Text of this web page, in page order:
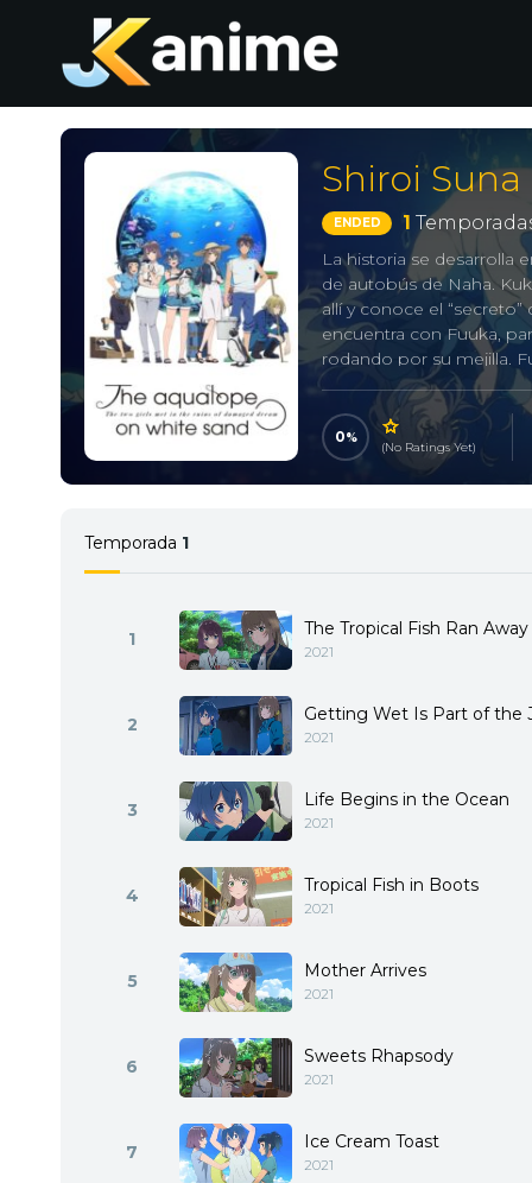
Shiroi
ENDED 1
La historia se desarrolla
de autobús de Naha.
allí y conoce el
encuentra con Fuuka,
rodando por su mejilla.
de Tokio a Okinawa.
un trabajo en el
problemas del secreto
0
(No Ratings Yet)
Temporada 1
1 The Tropical Fish Ran Away
2021
2 Getting Wet Is Part of the
2021
3 Life Begins in the Ocean
2021
4 Tropical Fish in Boots
2021
5 Mother Arrives
2021
6 Sweets Rhapsody
2021
7 Ice Cream Toast
2021